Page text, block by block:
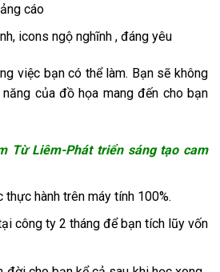
cáo
icons ngộ nghĩnh , đáng yêu
việc bạn có thể làm. Bạn sẽ không
của đồ họa mang đến cho bạn
Từ Liêm-Phát triển sáng tạo cam
hành trên máy tính 100%.
công ty 2 tháng để bạn tích lũy vốn